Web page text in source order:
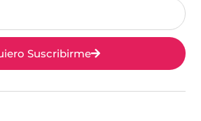
Suscribirme